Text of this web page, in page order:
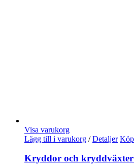
Visa varukorg
Lägg till i varukorg / Detaljer
Kryddor och